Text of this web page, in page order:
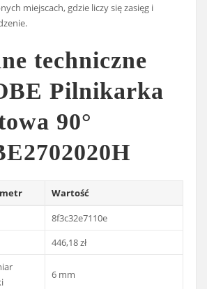
miejscach, gdzie liczy się zasięg i
techniczne
Pilnikarka
90°
Wartość
8f3c32e7110e
446,18 zł
6 mm